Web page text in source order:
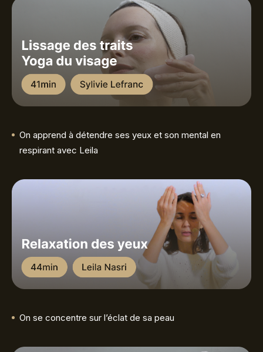
On apprend à détendre ses yeux et son mental en
respirant avec Leila
On se concentre sur l’éclat de sa peau